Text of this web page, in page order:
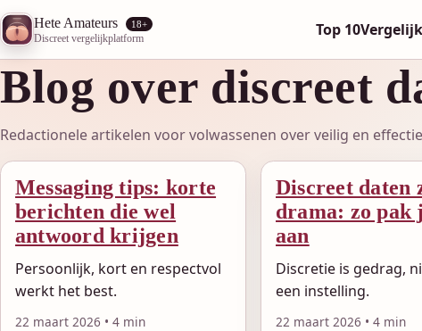
Hete Amateurs 18+
Discreet vergelijkplatform Top 10
Blog over discreet
Redactionele artikelen voor volwassenen over veilig en
Messaging tips: korte
berichten die wel
antwoord krijgen
Persoonlijk, kort en respectvol
werkt het best.
22 maart 2026 • 4 min
Discreet daten
drama: zo pak
aan
Discretie is gedrag,
een instelling.
22 maart 2026 • 4 min